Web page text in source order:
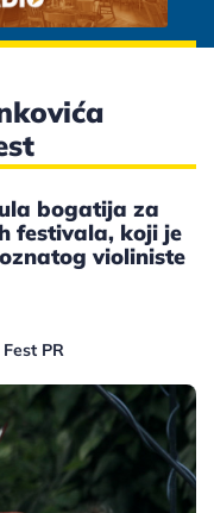
bogatija za
festivala, koji je
violiniste
PR